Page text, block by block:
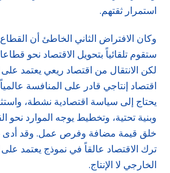
استمرار ثقتهم.
وكان الافتراض الثاني الخاطئ أن
ستقوم تلقائياً بتحويل الاقتصاد نحو
لكن الانتقال من اقتصاد ريعي يعتمد على
اقتصاد إنتاجي قادر على المنافسة عالمياً
يحتاج إلى سياسة اقتصادية نشطة،
وبنية تحتية، وتخطيط يوجه الموارد نحو
خلق قيمة مضافة وفرص عمل. وقد أدى
ترك الاقتصاد عالقاً في نموذج يعتمد على
الخارجي لا الإنتاج.